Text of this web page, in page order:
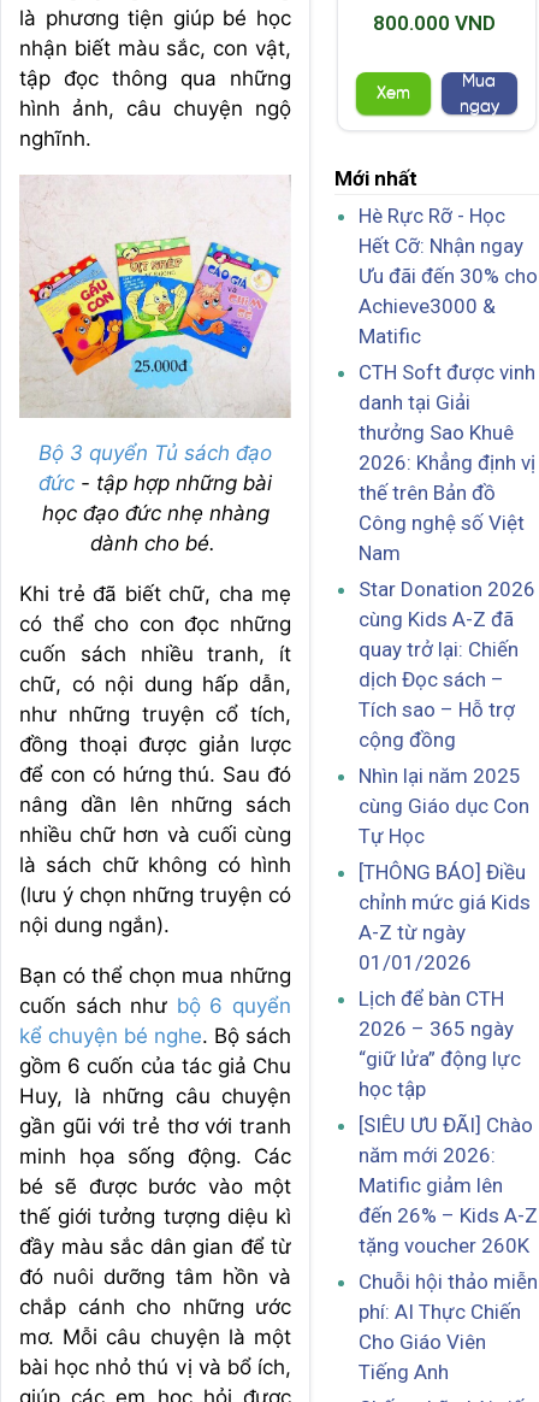
là phương tiện giúp bé học
nhận biết màu sắc, con vật,
tập đọc thông qua những
hình ảnh, câu chuyện ngộ
nghĩnh.
Bộ 3 quyển Tủ sách đạo
đức - tập hợp những bài
học đạo đức nhẹ nhàng
dành cho bé.
Khi trẻ đã biết chữ, cha mẹ
có thể cho con đọc những
cuốn sách nhiều tranh, ít
chữ, có nội dung hấp dẫn,
như những truyện cổ tích,
đồng thoại được giản lược
để con có hứng thú. Sau đó
nâng dần lên những sách
nhiều chữ hơn và cuối cùng
là sách chữ không có hình
(lưu ý chọn những truyện có
nội dung ngắn).
Bạn có thể chọn mua những
cuốn sách như bộ 6 quyển
kể chuyện bé nghe. Bộ sách
gồm 6 cuốn của tác giả Chu
Huy, là những câu chuyện
gần gũi với trẻ thơ với tranh
minh họa sống động. Các
bé sẽ được bước vào một
thế giới tưởng tượng diệu kì
đầy màu sắc dân gian để từ
đó nuôi dưỡng tâm hồn và
chắp cánh cho những ước
mơ. Mỗi câu chuyện là một
bài học nhỏ thú vị và bổ ích,
800.000 VND
Xem
Mua
ngay
Mới nhất
Hè Rực Rỡ - Học
Hết Cỡ: Nhận ngay
Ưu đãi đến 30% cho
Achieve3000 &
Matific
CTH Soft được vinh
danh tại Giải
thưởng Sao Khuê
2026: Khẳng định vị
thế trên Bản đồ
Công nghệ số Việt
Nam
Star Donation 2026
cùng Kids A-Z đã
quay trở lại: Chiến
dịch Đọc sách –
Tích sao – Hỗ trợ
cộng đồng
Nhìn lại năm 2025
cùng Giáo dục Con
Tự Học
[THÔNG BÁO] Điều
chỉnh mức giá Kids
A-Z từ ngày
01/01/2026
Lịch để bàn CTH
2026 – 365 ngày
“giữ lửa” động lực
học tập
[SIÊU ƯU ĐÃI] Chào
năm mới 2026:
Matific giảm lên
đến 26% – Kids A-Z
tặng voucher 260K
Chuỗi hội thảo miễn
phí: AI Thực Chiến
Cho Giáo Viên
Tiếng Anh